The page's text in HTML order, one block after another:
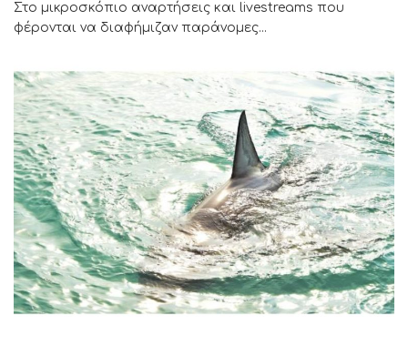
Στο μικροσκόπιο αναρτήσεις και livestreams που
φέρονται να διαφήμιζαν παράνομες...